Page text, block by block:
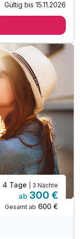
Gültig bis 15.11.2026
4 Tage | 3 Nächte
ab 300 €
Gesamt ab 600 €